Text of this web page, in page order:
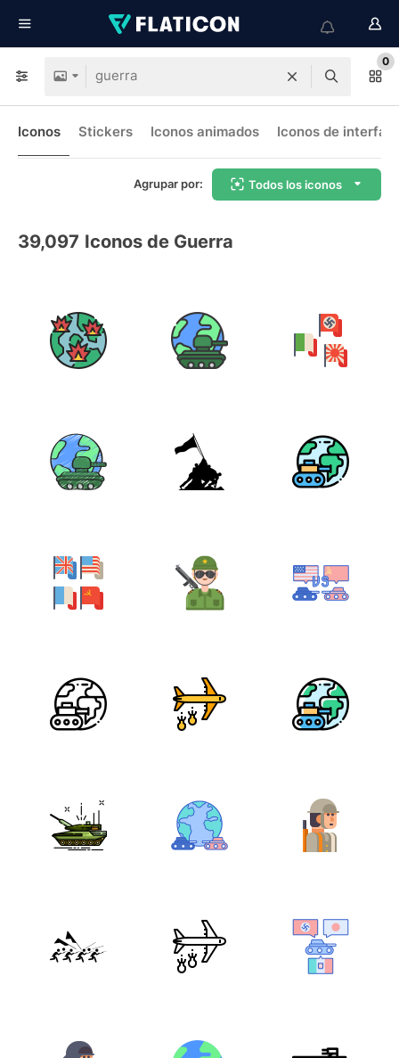
0
Iconos Stickers Iconos animados Iconos de interfaz
Agrupar por: Todos los iconos
39,097 Iconos de Guerra